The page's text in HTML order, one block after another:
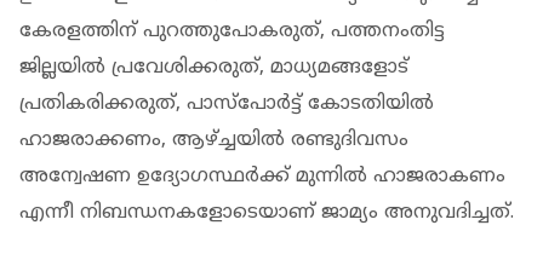
കേരളത്തിന് പുറത്തുപോകരുത്, പത്തനംതിട്ട
ജില്ലയില്‍ പ്രവേശിക്കരുത്, മാധ്യമങ്ങളോട്
പ്രതികരിക്കരുത്, പാസ്‌പോര്‍ട്ട് കോടതിയില്‍
ഹാജരാക്കണം, ആഴ്ച്ചയില്‍ രണ്ടുദിവസം
അന്വേഷണ ഉദ്യോഗസ്ഥര്‍ക്ക് മുന്നില്‍ ഹാജരാകണം
എന്നീ നിബന്ധനകളോടെയാണ് ജാമ്യം അനുവദിച്ചത്.